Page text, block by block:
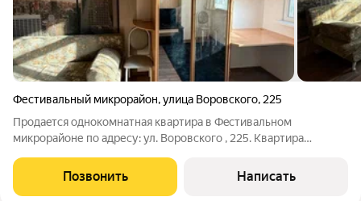
Фестивальный микрорайон,улица Воровского, 225
Прoдаeтся oднoкoмнатная квартира в Фeстивaльном
микpopaйoне по адресу: ул. Воровского , 225. Квартира
Планировка удобная: большая изолированная комната, уютная
кухня. Выполнен косметический
Позвонить Написать